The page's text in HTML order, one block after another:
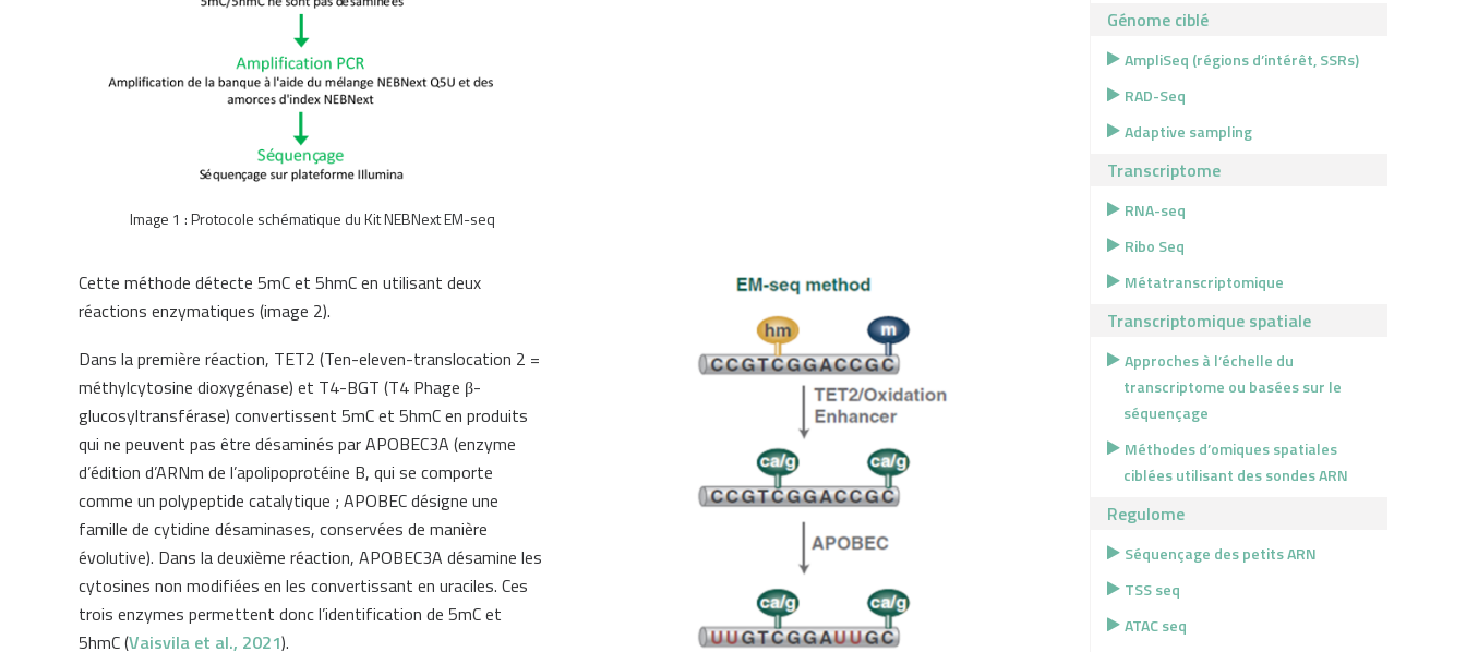
Image 1 : Protocole schématique du Kit NEBNext EM-seq
Cette méthode détecte 5mC et 5hmC en utilisant deux
réactions enzymatiques (image 2).
Dans la première réaction, TET2 (Ten-eleven-translocation 2 =
méthylcytosine dioxygénase) et T4-BGT (T4 Phage β-
glucosyltransférase) convertissent 5mC et 5hmC en produits
qui ne peuvent pas être désaminés par APOBEC3A (enzyme
d’édition d’ARNm de l’apolipoprotéine B, qui se comporte
comme un polypeptide catalytique ; APOBEC désigne une
famille de cytidine désaminases, conservées de manière
évolutive). Dans la deuxième réaction, APOBEC3A désamine les
cytosines non modifiées en les convertissant en uraciles. Ces
trois enzymes permettent donc l’identification de 5mC et
5hmC (Vaisvila et al., 2021).
Génome ciblé
AmpliSeq (régions d’intérêt, SSRs)
RAD-Seq
Adaptive sampling
Transcriptome
RNA-seq
Ribo Seq
Métatranscriptomique
Transcriptomique spatiale
Approches à l’échelle du
transcriptome ou basées sur le
séquençage
Méthodes d’omiques spatiales
ciblées utilisant des sondes ARN
Regulome
Séquençage des petits ARN
TSS seq
ATAC seq